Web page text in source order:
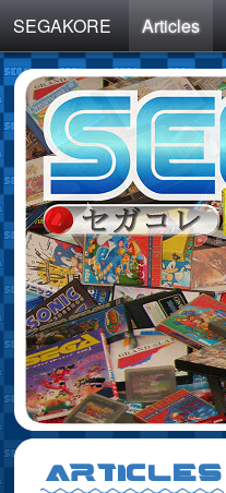
SEGAKORE Articles
ARTICLES